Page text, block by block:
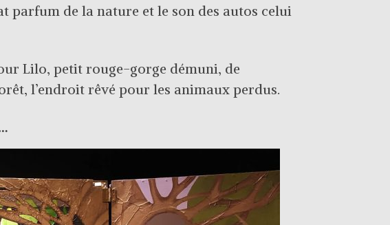
parfum de la nature et le son des autos celui
Lilo, petit rouge-gorge démuni, de
l’endroit rêvé pour les animaux perdus.